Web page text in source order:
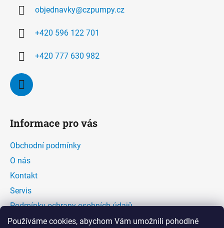
Používáme cookies, abychom Vám umožnili pohodlné
objednavky@czpumpy.cz
+420 596 122 701
+420 777 630 982
Informace pro vás
Obchodní podmínky
O nás
Kontakt
Servis
Podmínky ochrany osobních údajů
Kontaktní formulář